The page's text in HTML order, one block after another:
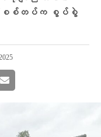
စစ်တပ်က စွပ်စွဲ